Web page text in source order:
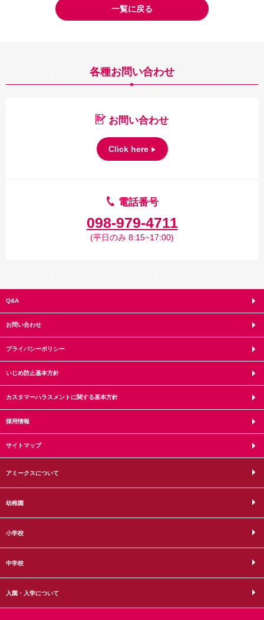
一覧に戻る
各種お問い合わせ
電話番号
098-979-4711
(平日のみ 8:15~17:00)
お問い合わせ
Click here
Q&A
お問い合わせ
プライバシーポリシー
いじめ防止基本方針
カスタマーハラスメントに関する基本方針
採用情報
サイトマップ
アミークスについて
幼稚園
小学校
中学校
入園・入学について